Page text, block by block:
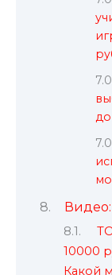
Видео:
10000
Какой